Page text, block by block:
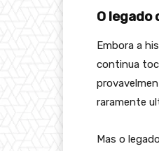
O legado
Embora a
continua
raramente
Mas o